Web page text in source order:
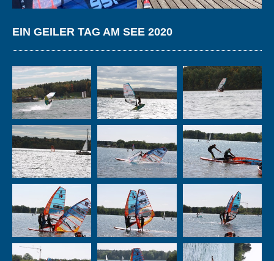
EIN GEILER TAG AM SEE 2020